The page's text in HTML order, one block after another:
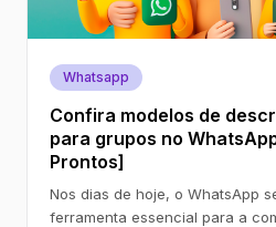
Whatsapp
Confira modelos de
para grupos no
Prontos]
Nos dias de hoje, o WhatsApp
ferramenta essencial para a